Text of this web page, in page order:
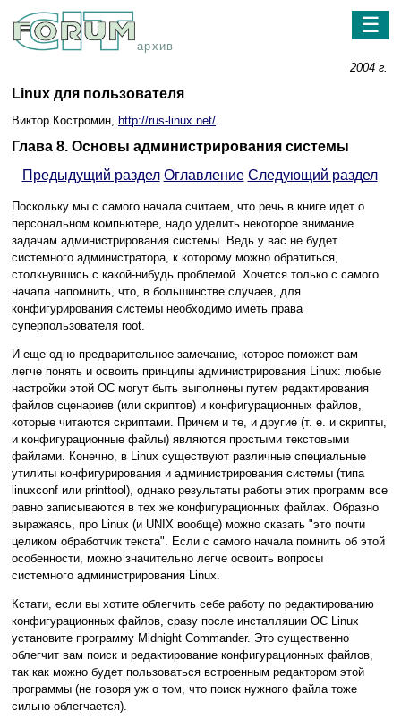
архив
☰
2004 г.
Linux для пользователя
Виктор Костромин, http://rus-linux.net/
Глава 8. Основы администрирования системы
Предыдущий раздел Оглавление Следующий раздел
Поскольку мы с самого начала считаем, что речь в книге идет о
персональном компьютере, надо уделить некоторое внимание
задачам администрирования системы. Ведь у вас не будет
системного администратора, к которому можно обратиться,
столкнувшись с какой-нибудь проблемой. Хочется только с самого
начала напомнить, что, в большинстве случаев, для
конфигурирования системы необходимо иметь права
суперпользователя root.
И еще одно предварительное замечание, которое поможет вам
легче понять и освоить принципы администрирования Linux: любые
настройки этой ОС могут быть выполнены путем редактирования
файлов сценариев (или скриптов) и конфигурационных файлов,
которые читаются скриптами. Причем и те, и другие (т. е. и скрипты,
и конфигурационные файлы) являются простыми текстовыми
файлами. Конечно, в Linux существуют различные специальные
утилиты конфигурирования и администрирования системы (типа
linuxconf или printtool), однако результаты работы этих программ все
равно записываются в тех же конфигурационных файлах. Образно
выражаясь, про Linux (и UNIX вообще) можно сказать "это почти
целиком обработчик текста". Если с самого начала помнить об этой
особенности, можно значительно легче освоить вопросы
системного администрирования Linux.
Кстати, если вы хотите облегчить себе работу по редактированию
конфигурационных файлов, сразу после инсталляции ОС Linux
установите программу Midnight Commander. Это существенно
облегчит вам поиск и редактирование конфигурационных файлов,
так как можно будет пользоваться встроенным редактором этой
программы (не говоря уж о том, что поиск нужного файла тоже
сильно облегчается).